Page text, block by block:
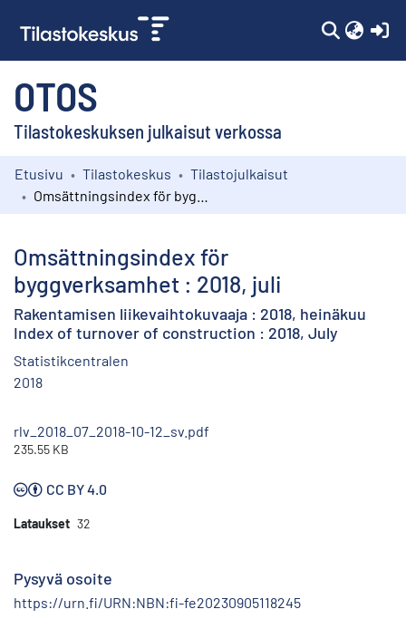
OTOS
Tilastokeskuksen julkaisut verkossa
Kokoelmat
Etusivu Tilastokeskus
Tilastojulkaisut
Omsättningsindex för
byggverksamhet : 2018, juli
Rakentamisen liikevaihtokuvaaja : 2018, heinäkuu
Index of turnover of construction : 2018, July
Statistikcentralen
2018
rlv_2018_07_2018-10-12_sv.pdf
235.55 KB
CC BY 4.0
Lataukset 32
Pysyvä osoite
https://urn.fi/URN:NBN:fi-fe20230905118245